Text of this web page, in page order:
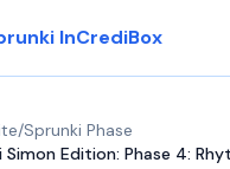
InCrediBox
/Sprunki Phase
Simon Edition: Phase 4: